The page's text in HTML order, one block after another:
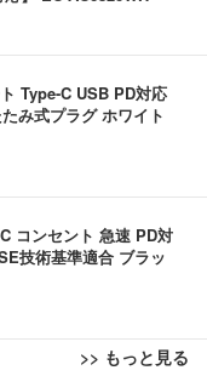
Type-C USB PD対応
み式プラグ ホワイト
コンセント 急速 PD対
技術基準適合 ブラッ
>> もっと見る